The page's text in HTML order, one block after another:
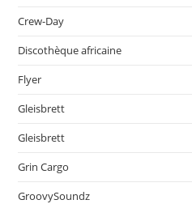
Crew-Day
Discothèque africaine
Flyer
Gleisbrett
Gleisbrett
Grin Cargo
GroovySoundz